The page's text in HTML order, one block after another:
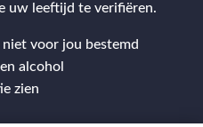
uw leeftijd te verifiëren.
voor jou bestemd
alcohol
zien